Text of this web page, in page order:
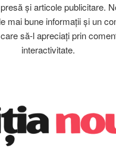
și articole publicitare.
mai bune informații și un
să-l apreciați prin
interactivitate.